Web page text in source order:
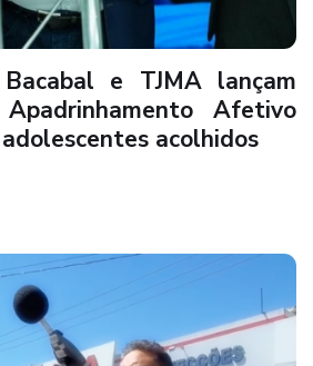
e TJMA lançam
Afetivo
acolhidos